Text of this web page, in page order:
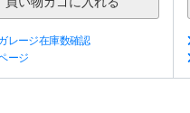
レージ在庫数確認
ージ